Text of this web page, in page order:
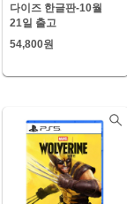
다이즈 한글판-10월
21일 출고
54,800원